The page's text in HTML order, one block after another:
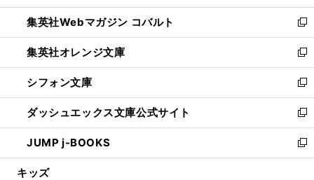
開
く
ウ
で
開
く
ン
ド
ウ
で
開
く
ウ
ィ
ン
ド
ウ
で
開
く
集英社Webマガジン コバルト
新
し
い
ウ
ィ
ン
ド
ウ
で
開
集英社オレンジ文庫
新
し
い
ウ
ィ
ン
ド
ウ
シフォン文庫
新
し
い
ウ
ィ
ン
ダッシュエックス文庫公式サイト
新
し
い
ウ
JUMP j-BOOKS
新
し
キッズ